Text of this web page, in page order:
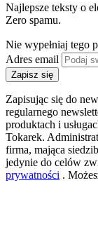
Najlepsze teksty o
Zero spamu.
Nie wypełniaj tego
Adres email
Zapisz się
Zapisując się do
regularnego
produktach i
Tokarek.
firma, mająca
jedynie do celów
prywatności .